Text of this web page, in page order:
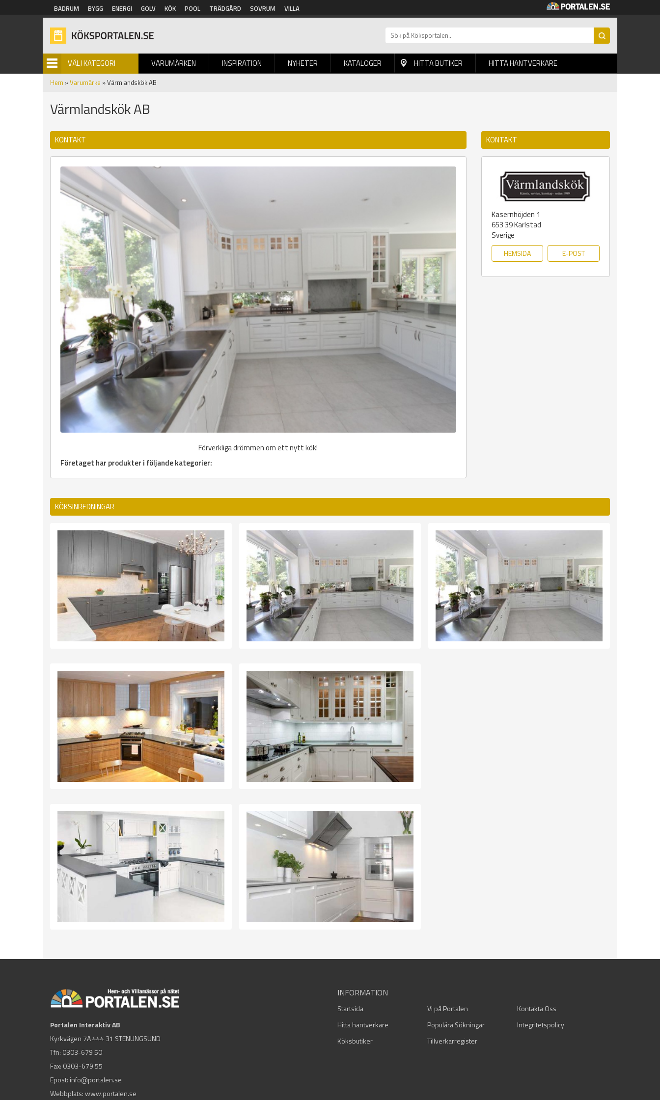
Hoppa till huvudinnehåll
BADRUM BYGG ENERGI GOLV KÖK POOL TRÄDGÅRD SOVRUM VILLA
VÄLJ KATEGORI VARUMÄRKEN INSPIRATION NYHETER
BILDGALLERI KATALOGER HITTA BUTIKER HITTA HANTVERKARE
Hem »Varumärke » Värmlandskök AB
Värmlandskök AB
KONTAKT
Förverkliga drömmen om ett nytt kök!
Företaget har produkter i följande kategorier:
KONTAKT
Kasernhöjden 1
653 39Karlstad
Sverige
HEMSIDA E-POST
KÖKSINREDNINGAR
Portalen Interaktiv AB
Kyrkvägen 7A 444 31 STENUNGSUND
Tfn: 0303-679 50
Fax: 0303-679 55
Epost: info@portalen.se
Webbplats: www.portalen.se
INFORMATION
Startsida Vi på Portalen
Kontakta Oss
Hitta hantverkare
Populära Sökningar
Integritetspolicy
Köksbutiker
Tillverkarregister